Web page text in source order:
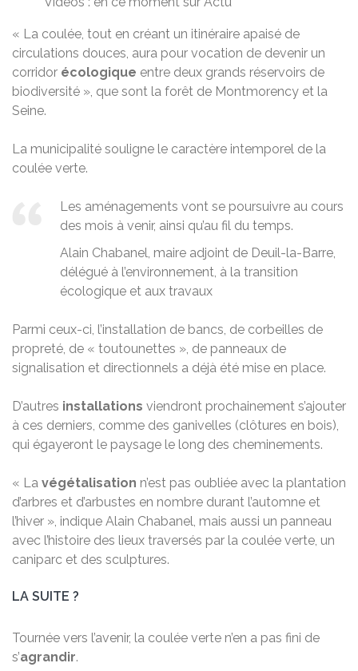
« La coulée, tout en créant un itinéraire apaisé de
circulations douces, aura pour vocation de devenir un
corridor écologique entre deux grands réservoirs de
biodiversité », que sont la forêt de Montmorency et la
Seine.
La municipalité souligne le caractère intemporel de la
coulée verte.
Les aménagements vont se poursuivre au cours
des mois à venir, ainsi qu’au fil du temps.
Alain Chabanel, maire adjoint de Deuil-la-Barre,
délégué à l’environnement, à la transition
écologique et aux travaux
Parmi ceux-ci, l’installation de bancs, de corbeilles de
propreté, de « toutounettes », de panneaux de
signalisation et directionnels a déjà été mise en place.
D’autres installations viendront prochainement s’ajouter
à ces derniers, comme des ganivelles (clôtures en bois),
qui égayeront le paysage le long des cheminements.
« La végétalisation n’est pas oubliée avec la plantation
d’arbres et d’arbustes en nombre durant l’automne et
l’hiver », indique Alain Chabanel, mais aussi un panneau
avec l’histoire des lieux traversés par la coulée verte, un
caniparc et des sculptures.
LA SUITE ?
Tournée vers l’avenir, la coulée verte n’en a pas fini de
s’agrandir.